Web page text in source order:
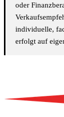
oder
individuelle,
erfolgt auf